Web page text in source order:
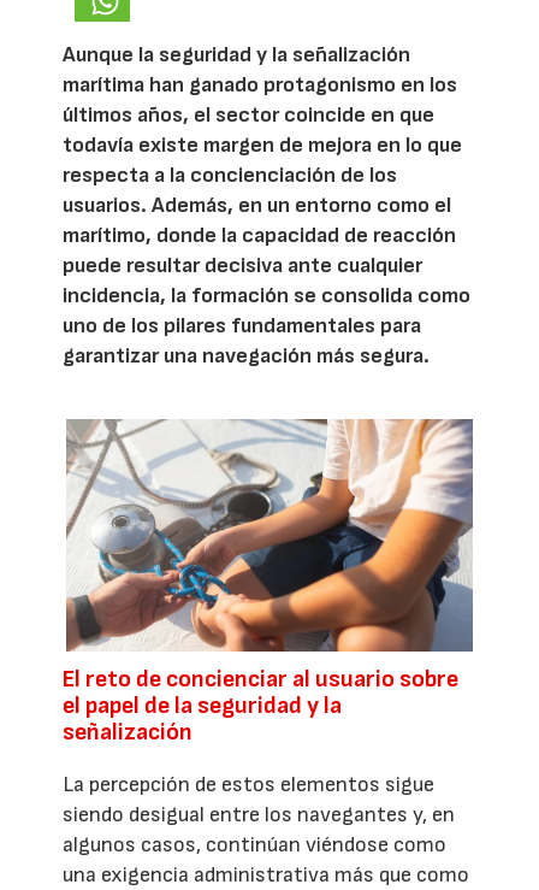
Aunque la seguridad y la señalización
marítima han ganado protagonismo en los
últimos años, el sector coincide en que
todavía existe margen de mejora en lo que
respecta a la concienciación de los
usuarios. Además, en un entorno como el
marítimo, donde la capacidad de reacción
puede resultar decisiva ante cualquier
incidencia, la formación se consolida como
uno de los pilares fundamentales para
garantizar una navegación más segura.
El reto de concienciar al usuario sobre
el papel de la seguridad y la
señalización
La percepción de estos elementos sigue
siendo desigual entre los navegantes y, en
algunos casos, continúan viéndose como
una exigencia administrativa más que como